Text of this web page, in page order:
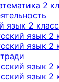
2
язык 2 класс
язык 2
язык 2
язык 2
язык 2